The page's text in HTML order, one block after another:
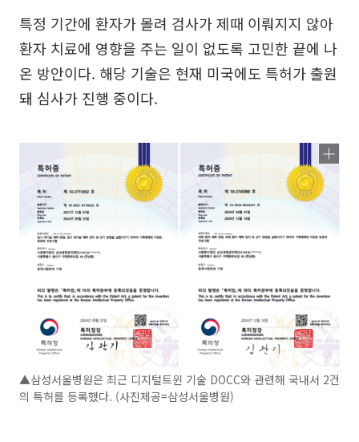
특정 기간에 환자가 몰려 검사가 제때 이뤄지지 않아
환자 치료에 영향을 주는 일이 없도록 고민한 끝에 나
온 방안이다. 해당 기술은 현재 미국에도 특허가 출원
돼 심사가 진행 중이다.
▲삼성서울병원은 최근 디지털트윈 기술 DOCC와 관련해 국내서 2건
의 특허를 등록했다. (사진제공=삼성서울병원)